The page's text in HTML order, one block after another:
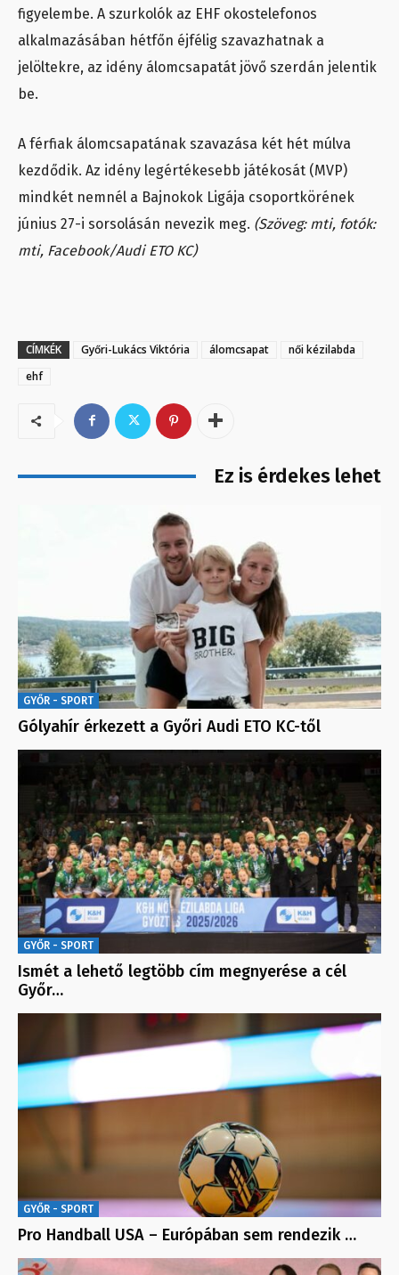
figyelembe. A szurkolók az EHF okostelefonos
alkalmazásában hétfőn éjfélig szavazhatnak a
jelöltekre, az idény álomcsapatát jövő szerdán jelentik
be.
A férfiak álomcsapatának szavazása két hét múlva
kezdődik. Az idény legértékesebb játékosát (MVP)
mindkét nemnél a Bajnokok Ligája csoportkörének
június 27-i sorsolásán nevezik meg. (Szöveg: mti, fotók:
mti, Facebook/Audi ETO KC)
CÍMKÉK Győri-Lukács Viktória álomcsapat
női kézilabda
ehf
Ez is érdekes lehet
GYŐR - SPORT
Gólyahír érkezett a Győri Audi ETO KC-től
GYŐR - SPORT
Ismét a lehető legtöbb cím megnyerése a cél
Győr…
GYŐR - SPORT
Pro Handball USA – Európában sem rendezik …